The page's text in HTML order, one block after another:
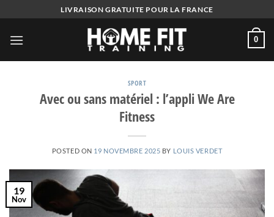
to
content
LIVRAISON GRATUITE POUR LA FRANCE
0
SPORT
Avec ou sans matériel : l’appli We Are
Fitness
POSTED ON 19 NOVEMBRE 2025 BY LOUIS VERDET
19
Nov